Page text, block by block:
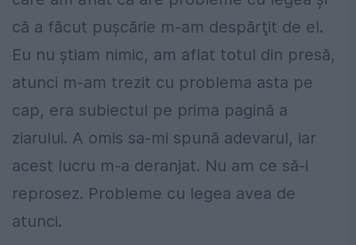
că a făcut puşcărie m-am despărţit de el.
Eu nu ştiam nimic, am aflat totul din presă,
atunci m-am trezit cu problema asta pe
cap, era subiectul pe prima pagină a
ziarului. A omis sa-mi spună adevarul, iar
acest lucru m-a deranjat. Nu am ce să-i
reprosez. Probleme cu legea avea de
atunci.